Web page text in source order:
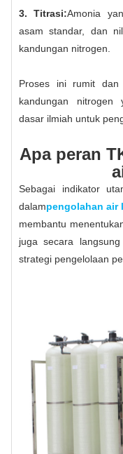
3. Titrasi:Amonia
asam standar, dan
kandungan nitrogen.
Proses ini rumit
kandungan nitrogen
dasar ilmiah untuk
Apa peran
Sebagai indikator
dalampengolahan air
membantu
juga secara
strategi pengelolaan